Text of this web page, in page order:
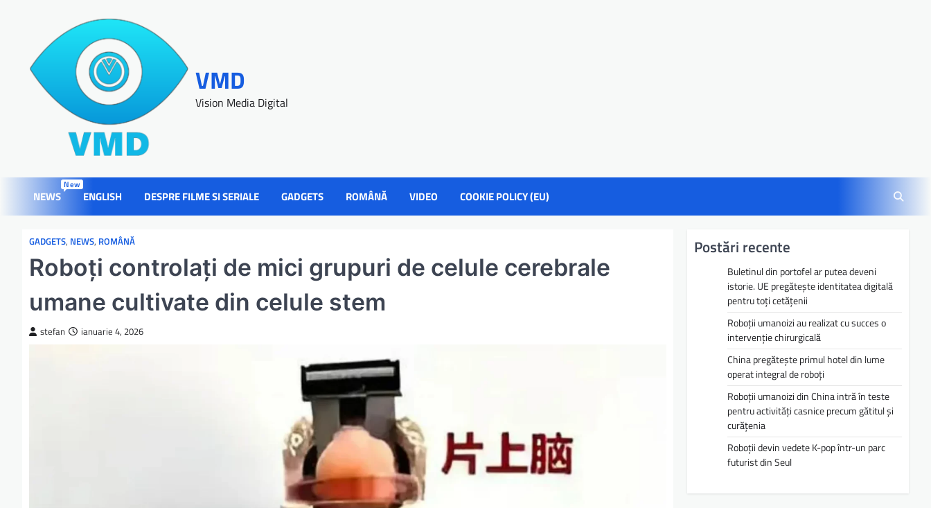
VMD
Vision Media Digital
NEWS
New
ENGLISH DESPRE FILME SI SERIALE GADGETS ROMÂNĂ VIDEO COOKIE POLICY (EU)
GADGETS, NEWS, ROMÂNĂ
Roboți controlați de mici grupuri de celule cerebrale
umane cultivate din celule stem
stefan ianuarie 4, 2026
Postări recente
Buletinul din portofel ar putea deveni
istorie. UE pregătește identitatea digitală
pentru toți cetățenii
Roboții umanoizi au realizat cu succes o
intervenție chirurgicală
China pregătește primul hotel din lume
operat integral de roboți
Roboții umanoizi din China intră în teste
pentru activități casnice precum gătitul și
curățenia
Roboții devin vedete K-pop într-un parc
futurist din Seul